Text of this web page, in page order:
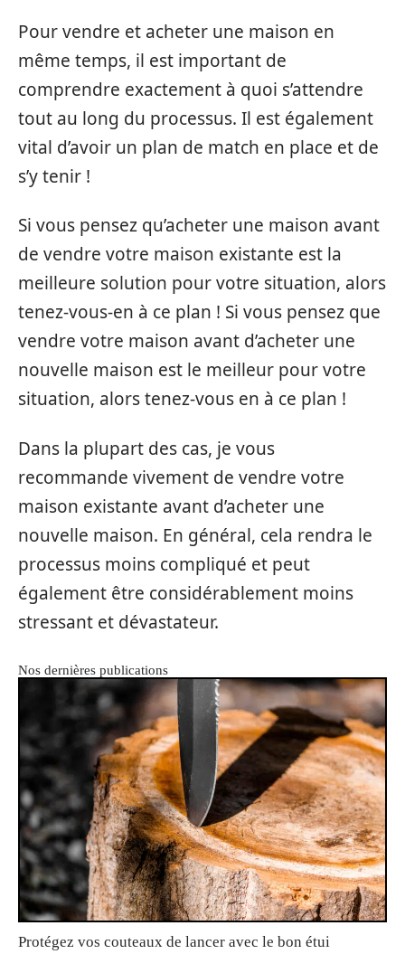
Pour vendre et acheter une maison en
même temps, il est important de
comprendre exactement à quoi s’attendre
tout au long du processus. Il est également
vital d’avoir un plan de match en place et de
s’y tenir !
Si vous pensez qu’acheter une maison avant
de vendre votre maison existante est la
meilleure solution pour votre situation, alors
tenez-vous-en à ce plan ! Si vous pensez que
vendre votre maison avant d’acheter une
nouvelle maison est le meilleur pour votre
situation, alors tenez-vous en à ce plan !
Dans la plupart des cas, je vous
recommande vivement de vendre votre
maison existante avant d’acheter une
nouvelle maison. En général, cela rendra le
processus moins compliqué et peut
également être considérablement moins
stressant et dévastateur.
Nos dernières publications
Protégez vos couteaux de lancer avec le bon étui